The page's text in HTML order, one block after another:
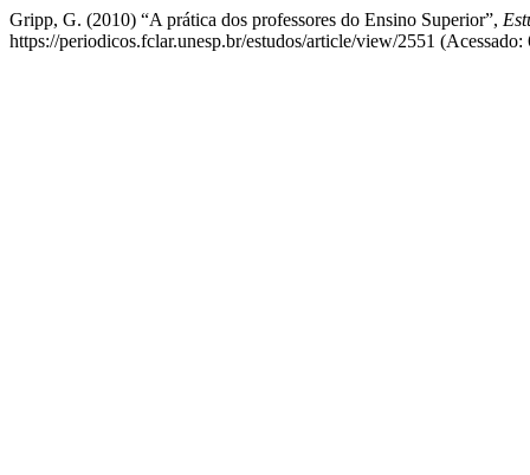
Gripp, G. (2010) “A prática dos professores do Ensino Superior”,
https://periodicos.fclar.unesp.br/estudos/article/view/2551 (Acessado: